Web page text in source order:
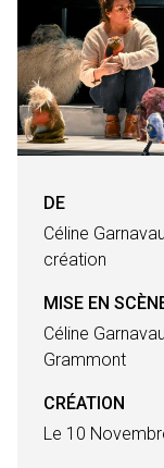
DE
Céline
création
MISE EN
Céline
Grammont
CRÉATION
Le 10